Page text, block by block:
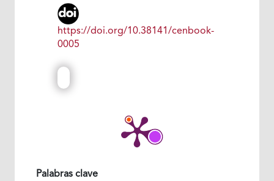
https://doi.org/10.38141/cenbook-
0005
Palabras clave